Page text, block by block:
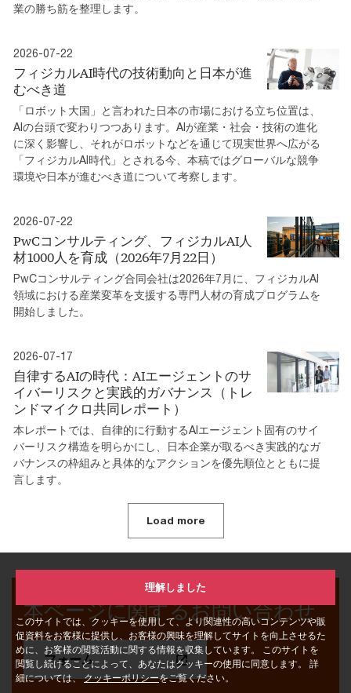
このサイトでは、クッキーを使用して、より関連性の高いコンテンツや販
促資料をお客様に提供し、お客様の興味を理解してサイトを向上させるた
めに、お客様の閲覧活動に関する情報を収集しています。 このサイトを
閲覧し続けることによって、あなたはクッキーの使用に同意します。 詳
細については、クッキーポリシーをご覧ください。
理解しました
業の勝ち筋を整理します。
2026-07-22
フィジカルAI時代の技術動向と日本が進
むべき道
「ロボット大国」と言われた日本の市場における立ち位置は、
AIの台頭で変わりつつあります。AIが産業・社会・技術の進化
に深く影響し、それがロボットなどを通じて現実世界へ広がる
「フィジカルAI時代」とされる今、本稿ではグローバルな競争
環境や日本が進むべき道について考察します。
2026-07-22
PwCコンサルティング、フィジカルAI人
材1000人を育成（2026年7月22日）
PwCコンサルティング合同会社は2026年7月に、フィジカルAI
領域における産業変革を支援する専門人材の育成プログラムを
開始しました。
2026-07-17
自律するAIの時代：AIエージェントのサ
イバーリスクと実践的ガバナンス（トレ
ンドマイクロ共同レポート）
本レポートでは、自律的に行動するAIエージェント固有のサイ
バーリスク構造を明らかにし、日本企業が取るべき実践的なガ
バナンスの枠組みと具体的なアクションを優先順位とともに提
言します。
Load more
本ページに関するお問い合わせ
フォーム